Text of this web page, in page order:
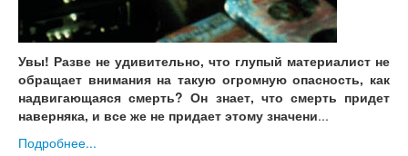
Увы! Разве не удивительно, что глупый материалист не
обращает внимания на такую огромную опасность, как
надвигающаяся смерть? Он знает, что смерть придет
наверняка, и все же не придает этому значени...
Подробнее...